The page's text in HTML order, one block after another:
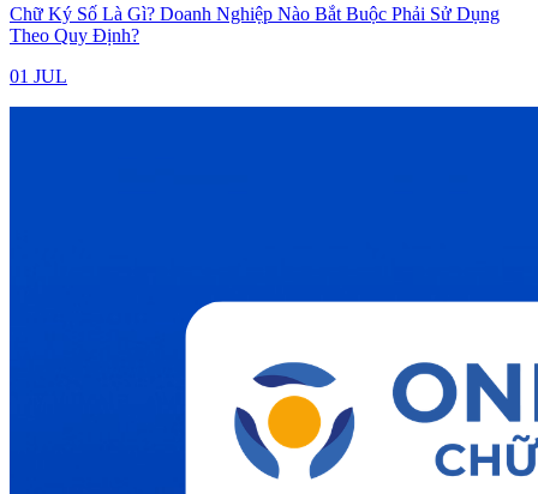
Chữ Ký Số Là Gì? Doanh Nghiệp Nào Bắt Buộc Phải Sử Dụng
Theo Quy Định?
01 JUL